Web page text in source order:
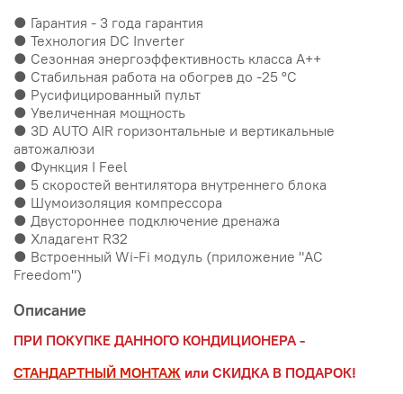
● Гарантия - 3 года гарантия
● Технология DC Inverter
● Сезонная энергоэффективность класса А++
● Стабильная работа на обогрев до -25 °С
● Русифицированный пульт
● Увеличенная мощность
● 3D AUTO AIR горизонтальные и вертикальные
автожалюзи
● Функция I Feel
● 5 скоростей вентилятора внутреннего блока
● Шумоизоляция компрессора
● Двустороннее подключение дренажа
● Хладагент R32
● Встроенный Wi-Fi модуль (приложение "AC
Freedom")
Описание
ПРИ ПОКУПКЕ ДАННОГО КОНДИЦИОНЕРА -
СТАНДАРТНЫЙ МОНТАЖ или СКИДКА В ПОДАРОК!